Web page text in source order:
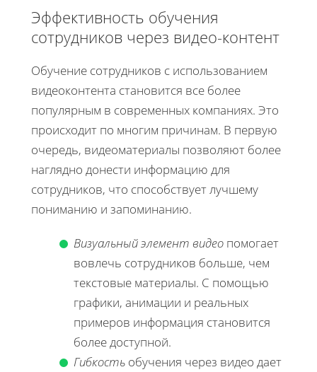
Эффективность обучения
сотрудников через видео-контент
Обучение сотрудников с использованием
видеоконтента становится все более
популярным в современных компаниях. Это
происходит по многим причинам. В первую
очередь, видеоматериалы позволяют более
наглядно донести информацию для
сотрудников, что способствует лучшему
пониманию и запоминанию.
Визуальный элемент видео помогает
вовлечь сотрудников больше, чем
текстовые материалы. С помощью
графики, анимации и реальных
примеров информация становится
более доступной.
Гибкость обучения через видео дает